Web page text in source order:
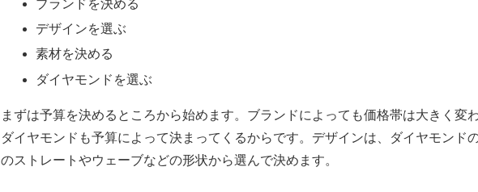
ブランドを決める
デザインを選ぶ
素材を決める
ダイヤモンドを選ぶ
まずは予算を決めるところから始めます。ブランドによっても価格帯は大きく変
ダイヤモンドも予算によって決まってくるからです。デザインは、ダイヤモンド
のストレートやウェーブなどの形状から選んで決めます。